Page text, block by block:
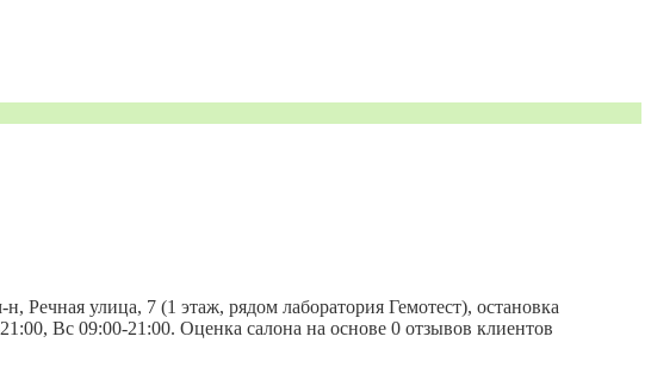
улица, 7 (1 этаж, рядом лаборатория Гемотест), остановка
Вс 09:00-21:00. Оценка салона на основе 0 отзывов клиентов